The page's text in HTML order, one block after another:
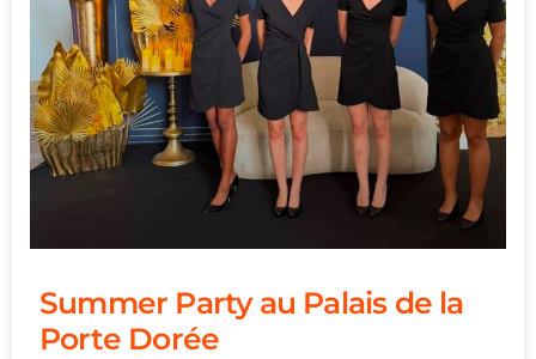
Summer Party au Palais de la
Porte Dorée